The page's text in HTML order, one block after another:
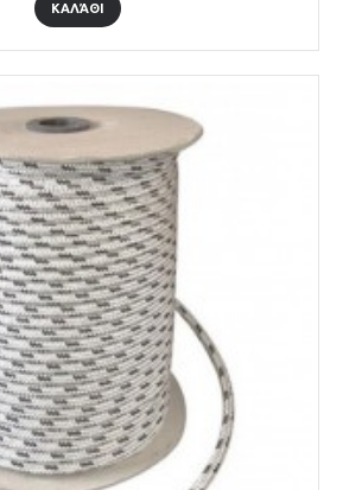
ΚΑΛΆΘΙ